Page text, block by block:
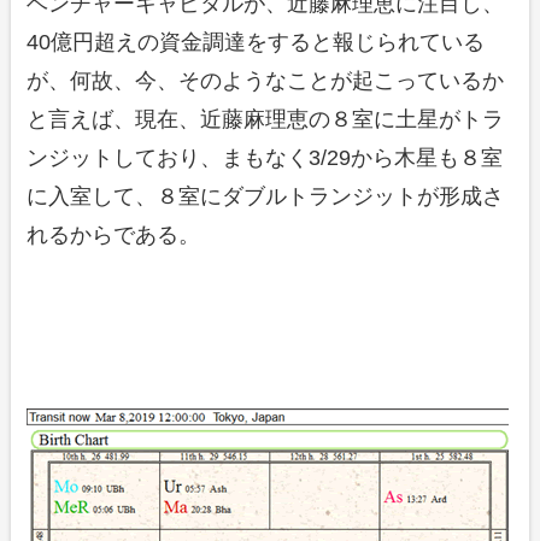
40億円超えの資金調達をすると報じられている
が、何故、今、そのようなことが起こっているか
と言えば、現在、近藤麻理恵の８室に土星がトラ
ンジットしており、まもなく3/29から木星も８室
に入室して、８室にダブルトランジットが形成さ
れるからである。